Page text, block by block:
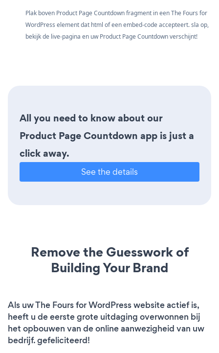
Plak boven Product Page Countdown fragment in een The Fours for
WordPress element dat html of een embed-code accepteert. sla op,
bekijk de live-pagina en uw Product Page Countdown verschijnt!
All you need to know about our
Product Page Countdown app is just a
click away.
See the details
Remove the Guesswork of
Building Your Brand
Als uw The Fours for WordPress website actief is,
heeft u de eerste grote uitdaging overwonnen bij
het opbouwen van de online aanwezigheid van uw
bedrijf. gefeliciteerd!